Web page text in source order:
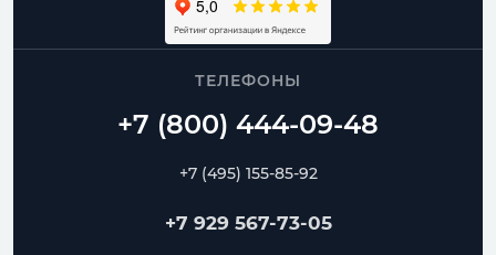
ТЕЛЕФОНЫ
+7 (495) 155-85-92
+7 929 567-73-05